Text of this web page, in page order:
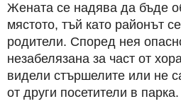
Жената се надява да бъде
мястото, тъй като районът
родители. Според нея
незабелязана за част от
видели стършелите или не
от други посетители в парка.